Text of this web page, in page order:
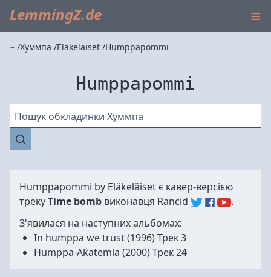
LemmingZ.de ≡
~ Хуммпа Eläkeläiset Humppapommi
Humppapommi
Пошук обкладинки Хуммпа
Humppapommi by Eläkeläiset є кавер-версією
трекуTime bomb виконавця Rancid
.
З'явилася на наступних альбомах:
In humppa we trust(1996) Трек 3
Humppa-Akatemia (2000) Трек 24